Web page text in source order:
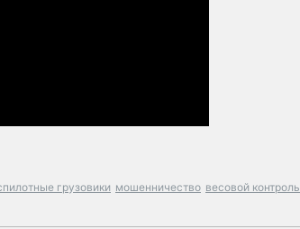
грузовики мошенничество весовой контроль